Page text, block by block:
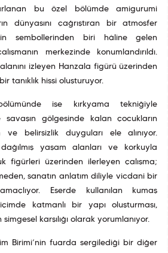
bu özel bölümde amigurumi
dünyasını çağrıştıran bir atmosfer
sembollerinden biri hâline gelen
merkezinde konumlandırıldı.
izleyen Hanzala figürü üzerinden
tanıklık hissi oluşturuyor.
ise kırkyama tekniğiyle
savaşın gölgesinde kalan çocukların
ve belirsizlik duyguları ele alınıyor.
dağılmış yaşam alanları ve korkuyla
figürleri üzerinden ilerleyen çalışma;
sanatın anlatım diliyle vicdani bir
Eserde kullanılan kumaş
katmanlı bir yapı oluşturması,
karşılığı olarak yorumlanıyor.
Birimi’nin fuarda sergilediği bir diğer